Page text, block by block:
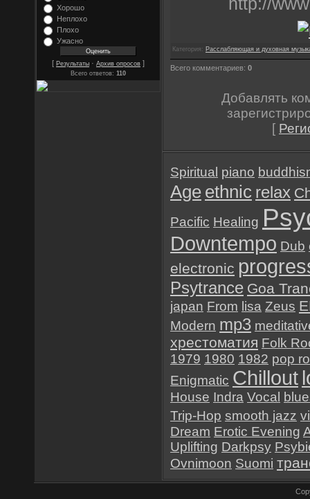
Хорошо
Неплохо
Плохо
Ужасно
[ Результаты · Архив опросов ]
Всего ответов: 110
Категория: Расслабляющая и духовная
Всего комментариев: 0
Добавлять
[
Spiritual piano
Age ethnic relax
Pacific Healing
Downtempo Dub
electronic
Psytrance Goa
japan From lisa Zeus
Modern mp3
хрестоматия Folk
1979 1980 1982 pop
Enigmatic Chillout
House Indra Vocal
Trip-Hop smooth jazz
Dream Erotic Evening
Uplifting Darkpsy
Ovnimoon Suomi